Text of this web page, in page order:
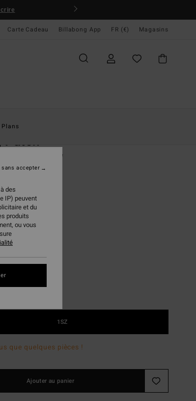
Carte Cadeau Billabong App FR (€) Magasins
Plans
Patch
volets Noir Homme
(2 Avis)
Blue
1SZ
que quelques pièces !
Ajouter au panier
des
IP) peuvent
et du
produits
ou vous
sans accepter